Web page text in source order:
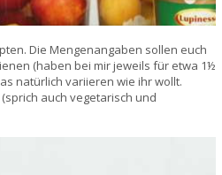
Die Mengenangaben sollen euch
(haben bei mir jeweils für etwa 1½
natürlich variieren wie ihr wollt.
(sprich auch vegetarisch und